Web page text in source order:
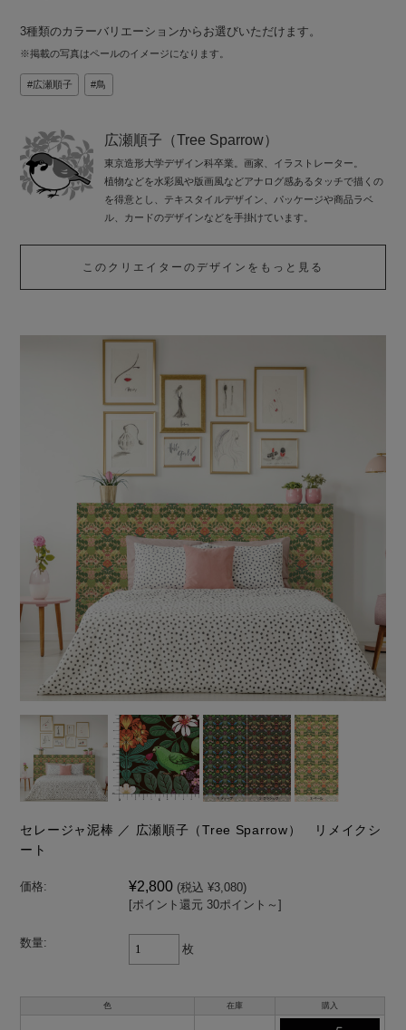
3種類のカラーバリエーションからお選びいただけます。
※掲載の写真はペールのイメージになります。
広瀬順子 鳥
広瀬順子（Tree Sparrow）
東京造形大学デザイン科卒業。画家、イラストレーター。
植物などを水彩風や版画風などアナログ感あるタッチで描くの
を得意とし、テキスタイルデザイン、パッケージや商品ラベ
ル、カードのデザインなどを手掛けています。
このクリエイターのデザインをもっと見る
セレージャ泥棒 ／ 広瀬順子（Tree Sparrow） リメイクシ
ート
価格: ¥2,800 (税込 ¥3,080)
[ポイント還元 30ポイント～]
数量: 枚
色 在庫 購入